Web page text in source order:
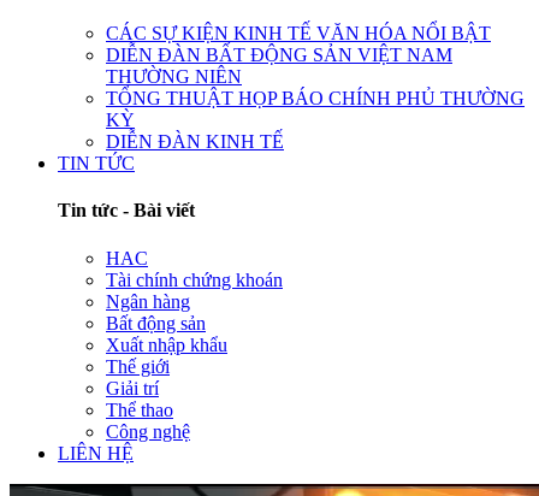
CÁC SỰ KIỆN KINH TẾ VĂN HÓA NỔI BẬT
DIỄN ĐÀN BẤT ĐỘNG SẢN VIỆT NAM
THƯỜNG NIÊN
TỔNG THUẬT HỌP BÁO CHÍNH PHỦ THƯỜNG
KỲ
DIỄN ĐÀN KINH TẾ
TIN TỨC
Tin tức - Bài viết
HAC
Tài chính chứng khoán
Ngân hàng
Bất động sản
Xuất nhập khẩu
Thế giới
Giải trí
Thể thao
Công nghệ
LIÊN HỆ